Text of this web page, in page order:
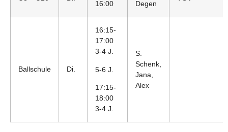
16:00 Degen
Ballschule Di.
16:15-
17:00
3-4 J.
5-6 J.
17:15-
18:00
3-4 J.
S.
Schenk,
Jana,
Alex